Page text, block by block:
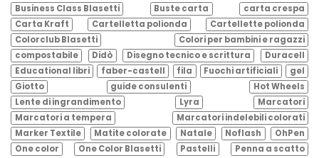
Business Class Blasetti
Buste carta
carta crespa
Carta Kraft
Cartelletta polionda
Cartellette polionda
Colorclub Blasetti
Colori per bambini e ragazzi
compostabile
Didò Disegno tecnico e scrittura
Duracell
Educational libri
faber-castell fila Fuochi artificiali
gel
Giotto
guide consulenti
Hot Wheels
Lente di ingrandimento
Lyra
Marcatori
Marcatori a tempera
Marcatori indelebili colorati
Marker Textile
Matite colorate Natale Noflash
OhPen
One color
One Color Blasetti Pastelli
Penna a scatto